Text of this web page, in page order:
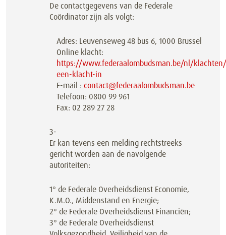
De contactgegevens van de Federale
Coördinator zijn als volgt:
Adres: Leuvenseweg 48 bus 6, 1000 Brussel
Online klacht:
https://www.federaalombudsman.be/nl/
een-klacht-in
E-mail : contact@federaalombudsman.be
Telefoon: 0800 99 961
Fax: 02 289 27 28
3-
Er kan tevens een melding rechtstreeks
gericht worden aan de navolgende
autoriteiten:
1° de Federale Overheidsdienst Economie,
K.M.O., Middenstand en Energie;
2° de Federale Overheidsdienst Financiën;
3° de Federale Overheidsdienst